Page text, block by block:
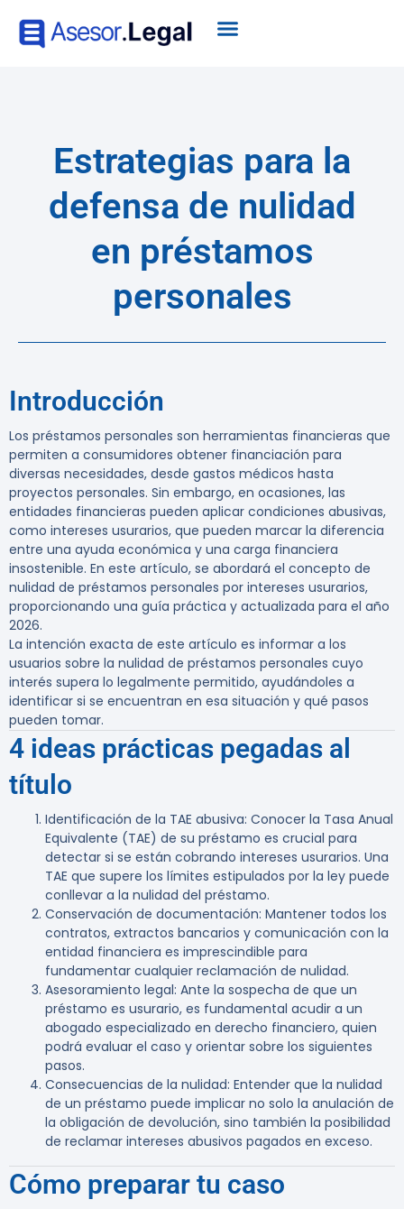
Estrategias para la
defensa de nulidad
en préstamos
personales
Introducción
Los préstamos personales son herramientas financieras que
permiten a consumidores obtener financiación para
diversas necesidades, desde gastos médicos hasta
proyectos personales. Sin embargo, en ocasiones, las
entidades financieras pueden aplicar condiciones abusivas,
como intereses usurarios, que pueden marcar la diferencia
entre una ayuda económica y una carga financiera
insostenible. En este artículo, se abordará el concepto de
nulidad de préstamos personales por intereses usurarios,
proporcionando una guía práctica y actualizada para el año
2026.
La intención exacta de este artículo es informar a los
usuarios sobre la nulidad de préstamos personales cuyo
interés supera lo legalmente permitido, ayudándoles a
identificar si se encuentran en esa situación y qué pasos
pueden tomar.
4 ideas prácticas pegadas al
título
Identificación de la TAE abusiva: Conocer la Tasa Anual
Equivalente (TAE) de su préstamo es crucial para
detectar si se están cobrando intereses usurarios. Una
TAE que supere los límites estipulados por la ley puede
conllevar a la nulidad del préstamo.
Conservación de documentación: Mantener todos los
contratos, extractos bancarios y comunicación con la
entidad financiera es imprescindible para
fundamentar cualquier reclamación de nulidad.
Asesoramiento legal: Ante la sospecha de que un
préstamo es usurario, es fundamental acudir a un
abogado especializado en derecho financiero, quien
podrá evaluar el caso y orientar sobre los siguientes
pasos.
Consecuencias de la nulidad: Entender que la nulidad
de un préstamo puede implicar no solo la anulación de
la obligación de devolución, sino también la posibilidad
de reclamar intereses abusivos pagados en exceso.
Cómo preparar tu caso